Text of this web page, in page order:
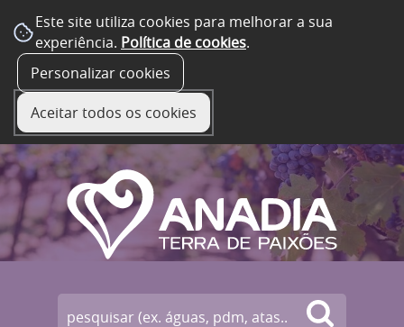
Este site utiliza cookies para melhorar a sua
experiência. Política de cookies.
Personalizar cookies
Aceitar todos os cookies